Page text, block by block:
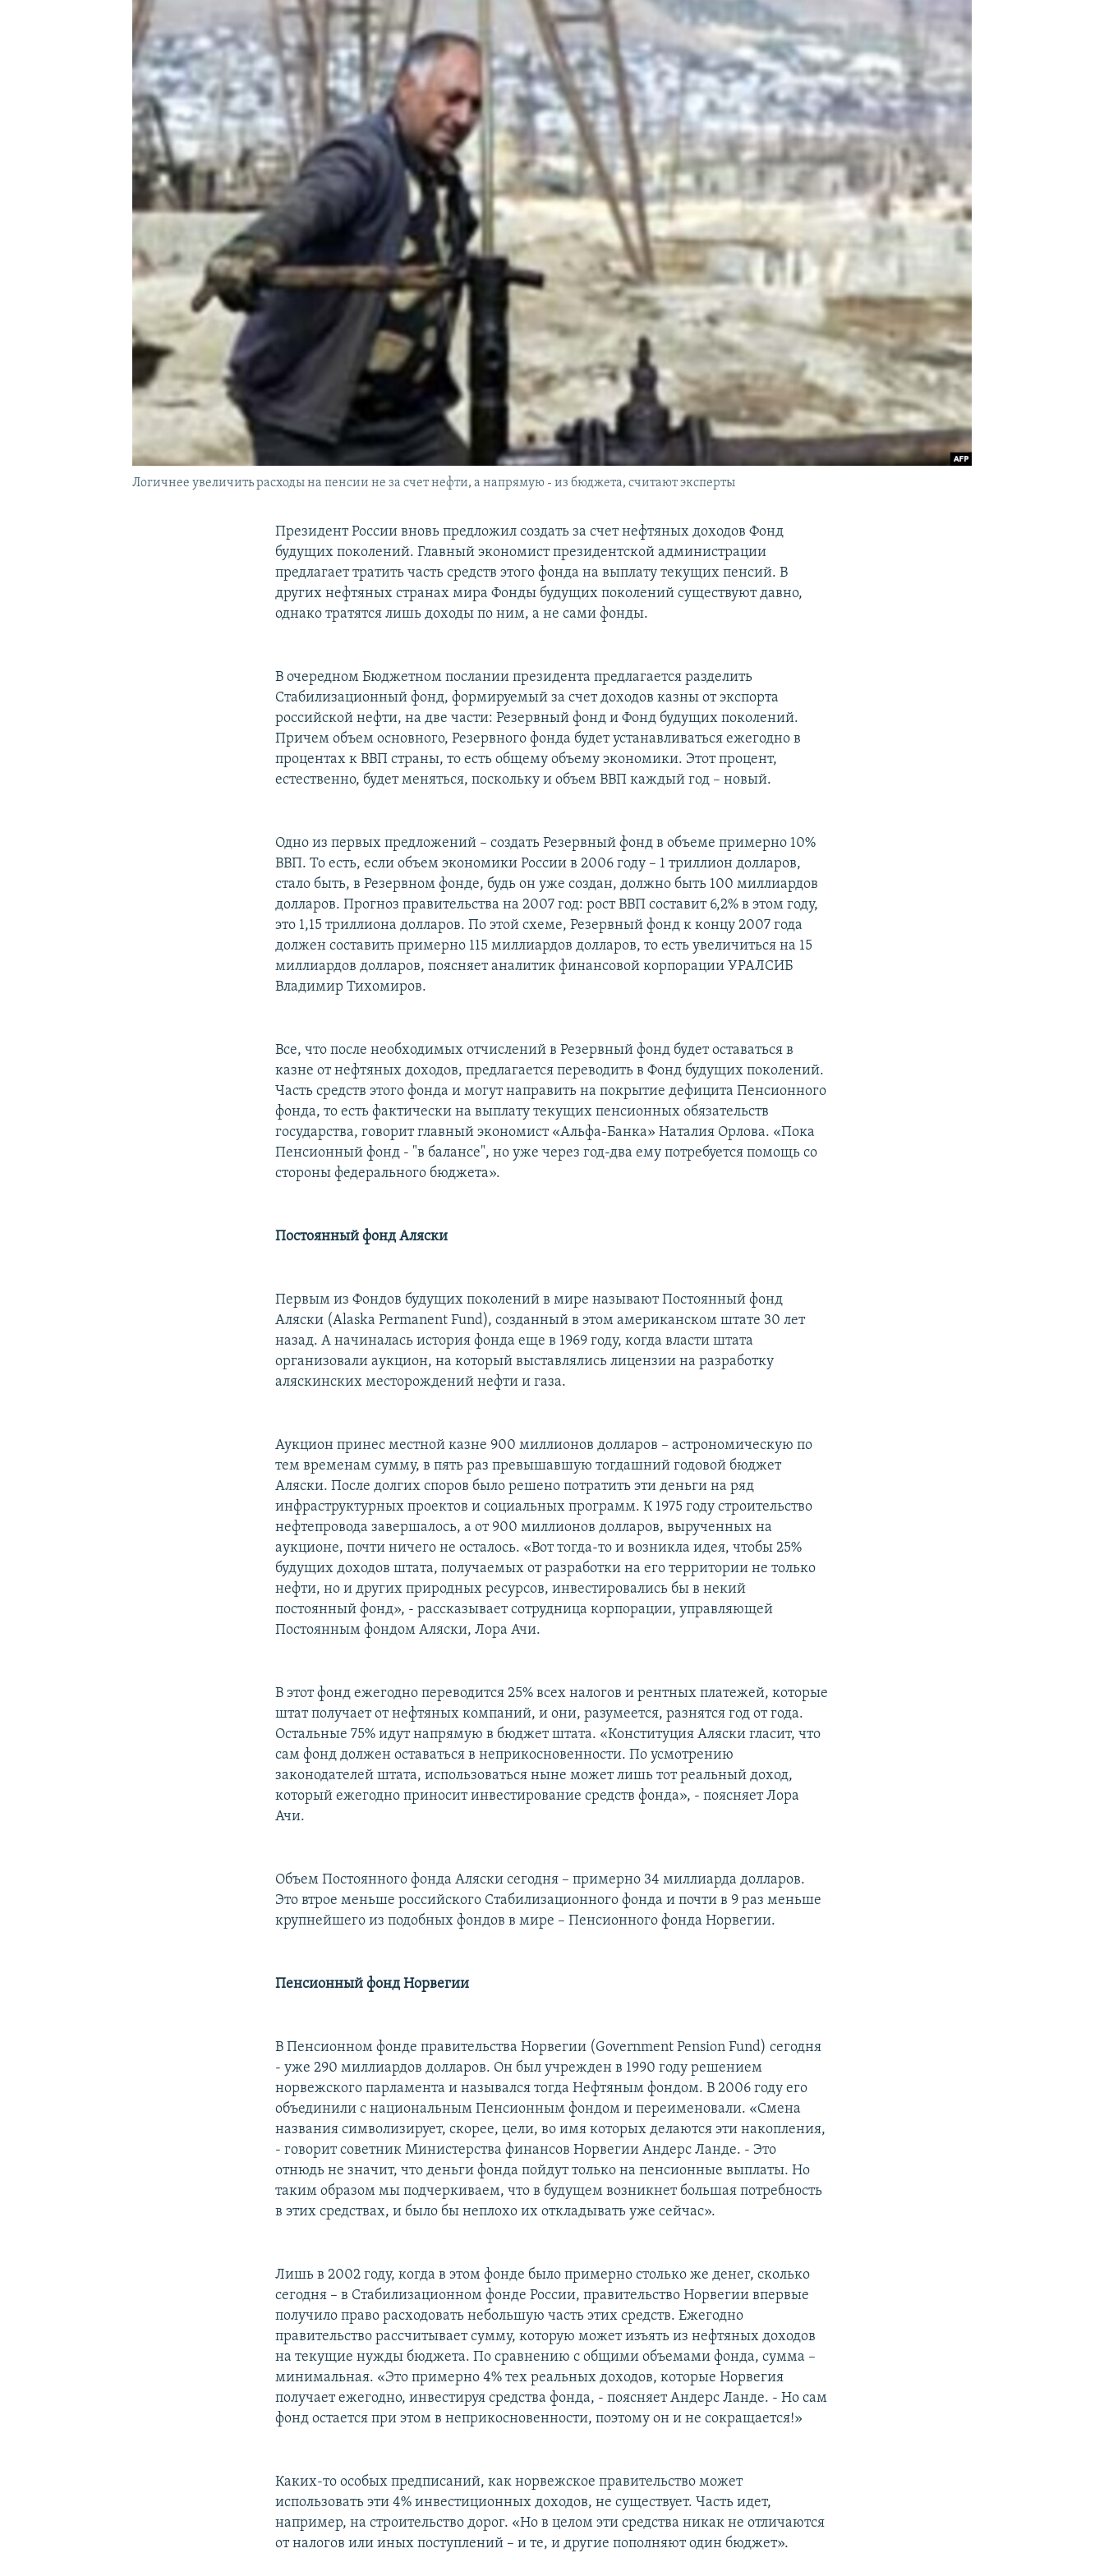
ПОДПИШИТЕСЬ НА РАССЫЛКУ
Логичнее увеличить расходы на пенсии не за счет нефти, а напрямую - из бюджета, считают эксперты
Президент России вновь предложил создать за счет нефтяных доходов Фонд
будущих поколений. Главный экономист президентской администрации
предлагает тратить часть средств этого фонда на выплату текущих пенсий. В
других нефтяных странах мира Фонды будущих поколений существуют давно,
однако тратятся лишь доходы по ним, а не сами фонды.
В очередном Бюджетном послании президента предлагается разделить
Стабилизационный фонд, формируемый за счет доходов казны от экспорта
российской нефти, на две части: Резервный фонд и Фонд будущих поколений.
Причем объем основного, Резервного фонда будет устанавливаться ежегодно в
процентах к ВВП страны, то есть общему объему экономики. Этот процент,
естественно, будет меняться, поскольку и объем ВВП каждый год – новый.
Одно из первых предложений – создать Резервный фонд в объеме примерно 10%
ВВП. То есть, если объем экономики России в 2006 году – 1 триллион долларов,
стало быть, в Резервном фонде, будь он уже создан, должно быть 100 миллиардов
долларов. Прогноз правительства на 2007 год: рост ВВП составит 6,2% в этом году,
это 1,15 триллиона долларов. По этой схеме, Резервный фонд к концу 2007 года
должен составить примерно 115 миллиардов долларов, то есть увеличиться на 15
миллиардов долларов, поясняет аналитик финансовой корпорации УРАЛСИБ
Владимир Тихомиров.
Все, что после необходимых отчислений в Резервный фонд будет оставаться в
казне от нефтяных доходов, предлагается переводить в Фонд будущих поколений.
Часть средств этого фонда и могут направить на покрытие дефицита Пенсионного
фонда, то есть фактически на выплату текущих пенсионных обязательств
государства, говорит главный экономист «Альфа-Банка» Наталия Орлова. «Пока
Пенсионный фонд - "в балансе", но уже через год-два ему потребуется помощь со
стороны федерального бюджета».
Постоянный фонд Аляски
Первым из Фондов будущих поколений в мире называют Постоянный фонд
Аляски (Alaska Permanent Fund), созданный в этом американском штате 30 лет
назад. А начиналась история фонда еще в 1969 году, когда власти штата
организовали аукцион, на который выставлялись лицензии на разработку
аляскинских месторождений нефти и газа.
Аукцион принес местной казне 900 миллионов долларов – астрономическую по
тем временам сумму, в пять раз превышавшую тогдашний годовой бюджет
Аляски. После долгих споров было решено потратить эти деньги на ряд
инфраструктурных проектов и социальных программ. К 1975 году строительство
нефтепровода завершалось, а от 900 миллионов долларов, вырученных на
аукционе, почти ничего не осталось. «Вот тогда-то и возникла идея, чтобы 25%
будущих доходов штата, получаемых от разработки на его территории не только
нефти, но и других природных ресурсов, инвестировались бы в некий
постоянный фонд», - рассказывает сотрудница корпорации, управляющей
Постоянным фондом Аляски, Лора Ачи.
В этот фонд ежегодно переводится 25% всех налогов и рентных платежей, которые
штат получает от нефтяных компаний, и они, разумеется, разнятся год от года.
Остальные 75% идут напрямую в бюджет штата. «Конституция Аляски гласит, что
сам фонд должен оставаться в неприкосновенности. По усмотрению
законодателей штата, использоваться ныне может лишь тот реальный доход,
который ежегодно приносит инвестирование средств фонда», - поясняет Лора
Ачи.
Объем Постоянного фонда Аляски сегодня – примерно 34 миллиарда долларов.
Это втрое меньше российского Стабилизационного фонда и почти в 9 раз меньше
крупнейшего из подобных фондов в мире – Пенсионного фонда Норвегии.
Пенсионный фонд Норвегии
В Пенсионном фонде правительства Норвегии (Government Pension Fund) сегодня
- уже 290 миллиардов долларов. Он был учрежден в 1990 году решением
норвежского парламента и назывался тогда Нефтяным фондом. В 2006 году его
объединили с национальным Пенсионным фондом и переименовали. «Смена
названия символизирует, скорее, цели, во имя которых делаются эти накопления,
- говорит советник Министерства финансов Норвегии Андерс Ланде. - Это
отнюдь не значит, что деньги фонда пойдут только на пенсионные выплаты. Но
таким образом мы подчеркиваем, что в будущем возникнет большая потребность
в этих средствах, и было бы неплохо их откладывать уже сейчас».
Лишь в 2002 году, когда в этом фонде было примерно столько же денег, сколько
сегодня – в Стабилизационном фонде России, правительство Норвегии впервые
получило право расходовать небольшую часть этих средств. Ежегодно
правительство рассчитывает сумму, которую может изъять из нефтяных доходов
на текущие нужды бюджета. По сравнению с общими объемами фонда, сумма –
минимальная. «Это примерно 4% тех реальных доходов, которые Норвегия
получает ежегодно, инвестируя средства фонда, - поясняет Андерс Ланде. - Но сам
фонд остается при этом в неприкосновенности, поэтому он и не сокращается!»
Каких-то особых предписаний, как норвежское правительство может
использовать эти 4% инвестиционных доходов, не существует. Часть идет,
например, на строительство дорог. «Но в целом эти средства никак не отличаются
от налогов или иных поступлений – и те, и другие пополняют один бюджет».